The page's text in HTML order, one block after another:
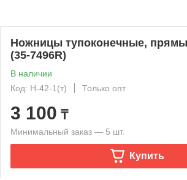
Ножницы тупоконечные,
(35-7496R)
В наличии
Код: Н-42-1(т)
Только опт
3 100 ₸
Минимальный заказ — 5 шт.
Купить